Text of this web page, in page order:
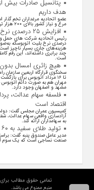
هدف داریم
عضو اتحادیه مرغداران تخم گذار
مرغ و نیاز کشور بالای ۲۰۰ هزار تن توان صادرات به بازار‌های هدف را داریم.
افزایش ۲۵ درصدی نرخ بلیط‌ها؛ رقمی پایین‌تر از نرخ تورم
درصدی نرخ بلیت اتوبوسکه
هزینه‌های جاری بسیار ناچیز
چند برابری داشته‌اند، این رقم
است.
هیچ زائری امسال بدون
سخنگوی قرارگاه اربعین سازمان
تا ۱۶ مرداد اتوبوس برای
مهران هم به صورت دائم اتوبوس
مشهد و اصفهان وجود دارد.
فلسفه سهام عدالت،
اقتصاد است
کمیسیون عمران مجلس گفت:
آزادسازی واقعی سهام عدالت،
به سهامداران ارائه کند.
تولید طلای سفید به ۶۰ هزار تن می‌رسد
صنعت نساجی است که یک سوم
تمامی حقوق مطالب برای
منبع ممنوع می باشد.